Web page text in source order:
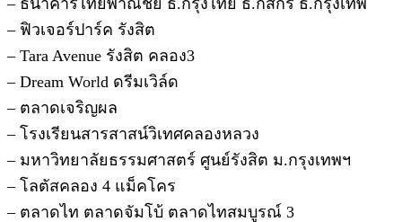
– ฟิวเจอร์ปาร์ค รังสิต
– Tara Avenue รังสิต คลอง3
– Dream World ดรีมเวิล์ด
– ตลาดเจริญผล
– โรงเรียนสารสาสน์วิเทศคลองหลวง
– มหาวิทยาลัยธรรมศาสตร์ ศูนย์รังสิต ม.กรุงเทพฯ
– โลตัสคลอง 4 แม็คโคร
– ตลาดไท ตลาดจัมโบ้ ตลาดไทสมบูรณ์ 3